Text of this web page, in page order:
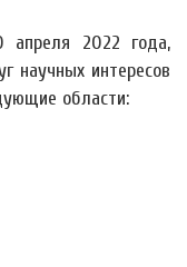
2022 года,
научных интересов
области: